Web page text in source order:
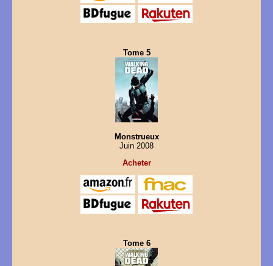
Tome 5
Monstrueux
Juin 2008
Acheter
Tome 6